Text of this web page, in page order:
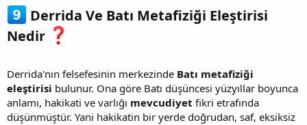
Derrida Ve Batı Metafiziği Eleştirisi
Nedir
Derrida'nın felsefesinin merkezinde Batı metafiziği
eleştirisi bulunur. Ona göre Batı düşüncesi yüzyıllar boyunca
anlamı, hakikati ve varlığı mevcudiyet fikri etrafında
düşünmüştür. Yani hakikatin bir yerde doğrudan, saf, eksiksiz